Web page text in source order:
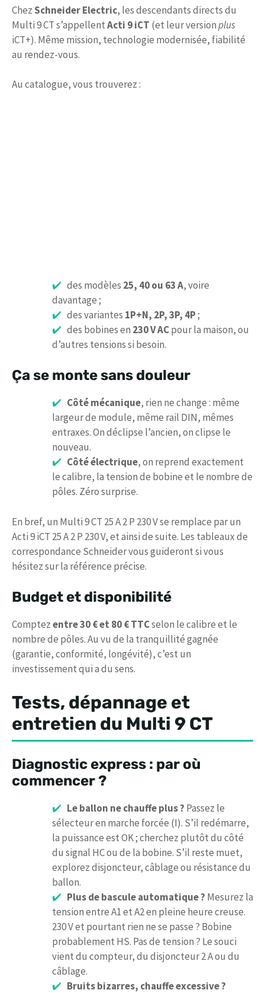
ChezSchneider Electric, les descendants directs du
Multi 9 CT s’appellentActi 9 iCT (et leur versionplus
iCT+). Même mission, technologie modernisée, fiabilité
au rendez-vous.
Au catalogue, vous trouverez :
des modèles 25, 40 ou 63 A, voire
davantage ;
des variantes 1P+N, 2P, 3P, 4P;
des bobines en 230 V ACpour la maison, ou
d’autres tensions si besoin.
Ça se monte sans douleur
Côté mécanique, rien ne change : même
largeur de module, même rail DIN, mêmes
entraxes. On déclipse l’ancien, on clipse le
nouveau.
Côté électrique, on reprend exactement
le calibre, la tension de bobine et le nombre de
pôles. Zéro surprise.
En bref, un Multi 9 CT 25 A 2 P 230 V se remplace par un
Acti 9 iCT 25 A 2 P 230 V, et ainsi de suite. Les tableaux de
correspondance Schneider vous guideront si vous
hésitez sur la référence précise.
Budget et disponibilité
Comptezentre 30 € et 80 € TTCselon le calibre et le
nombre de pôles. Au vu de la tranquillité gagnée
(garantie, conformité, longévité), c’est un
investissement qui a du sens.
Tests, dépannage et
entretien du Multi 9 CT
Diagnostic express : par où
commencer ?
Le ballon ne chauffe plus ? Passez le
sélecteur en marche forcée (I). S’il redémarre,
la puissance est OK ; cherchez plutôt du côté
du signal HC ou de la bobine. S’il reste muet,
explorez disjoncteur, câblage ou résistance du
ballon.
Plus de bascule automatique ? Mesurez la
tension entre A1 et A2 en pleine heure creuse.
230 V et pourtant rien ne se passe ? Bobine
probablement HS. Pas de tension ? Le souci
vient du compteur, du disjoncteur 2 A ou du
câblage.
Bruits bizarres, chauffe excessive ?